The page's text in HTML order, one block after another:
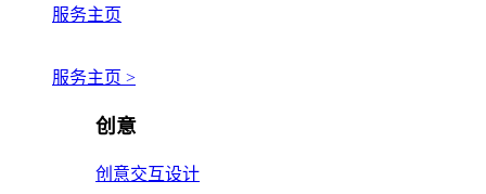
服务主页
服务主页 >
创意
创意交互设计